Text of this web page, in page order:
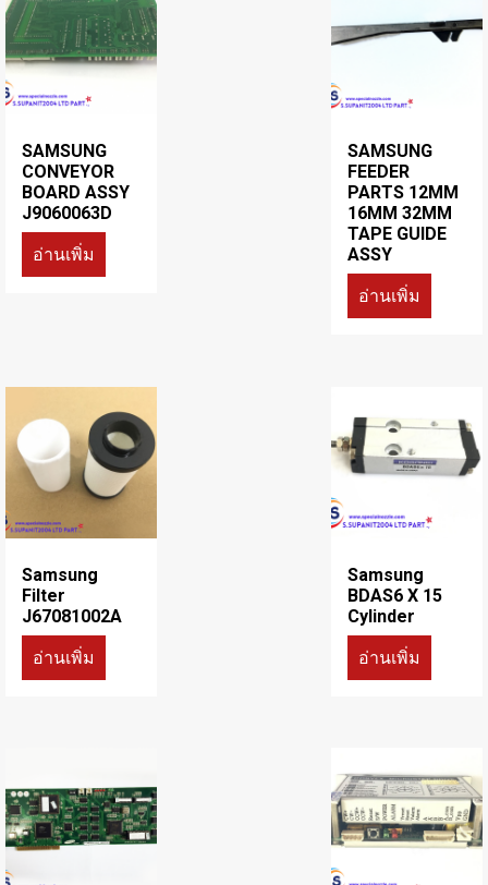
SAMSUNG
CONVEYOR
BOARD ASSY
J9060063D
อ่านเพิ่ม
SAMSUNG
FEEDER
PARTS 12MM
16MM 32MM
TAPE GUIDE
ASSY
อ่านเพิ่ม
Samsung
Filter
J67081002A
อ่านเพิ่ม
Samsung
BDAS6 X 15
Cylinder
อ่านเพิ่ม